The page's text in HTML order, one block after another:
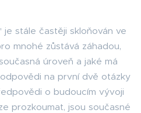
je stále častěji skloňován ve
mnohé zůstává záhadou,
úroveň a jaké má
na první dvě otázky
o budoucím vývoji
prozkoumat, jsou současné